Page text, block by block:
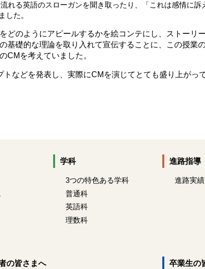
れる英語のスローガンを聞き取ったり、「これは感情に
した。
どのようにアピールするかを絵コンテにし、ストーリ
基礎的な理論を取り入れて宣伝することに、この授業
CMを考えていました。
などを発表し、実際にCMを演じてとても盛り上がっ
学科
3つの特色ある学科
普通科
英語科
理数科
進路指導
進路実績
の皆さまへ 卒業生の